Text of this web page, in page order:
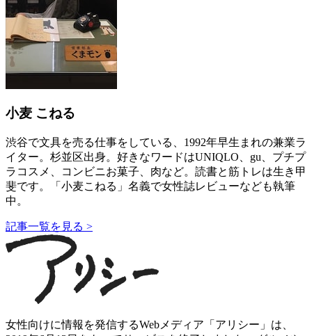
小麦 こねる
渋谷で文具を売る仕事をしている、1992年早生まれの兼業ラ
イター。杉並区出身。好きなワードはUNIQLO、gu、プチプ
ラコスメ、コンビニお菓子、肉など。読書と筋トレは生き甲
斐です。「小麦こねる」名義で女性誌レビューなども執筆
中。
記事一覧を見る >
女性向けに情報を発信するWebメディア「アリシー」は、